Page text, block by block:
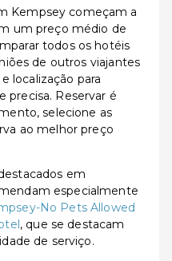
Kempsey começam a
um preço médio de
todos os hotéis
de outros viajantes
localização para
precisa. Reservar é
selecione as
ao melhor preço
em
especialmente
No Pets Allowed
, que se destacam
de serviço.